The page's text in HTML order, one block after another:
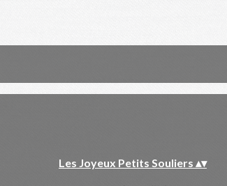
Les Joyeux Petits Souliers ▴▾